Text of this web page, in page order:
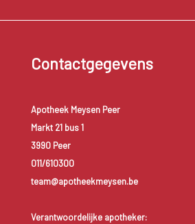
Contactgegevens
Apotheek Meysen Peer
Markt 21 bus 1
3990 Peer
011/610300
team@apotheekmeysen.be
Verantwoordelijke apotheker: